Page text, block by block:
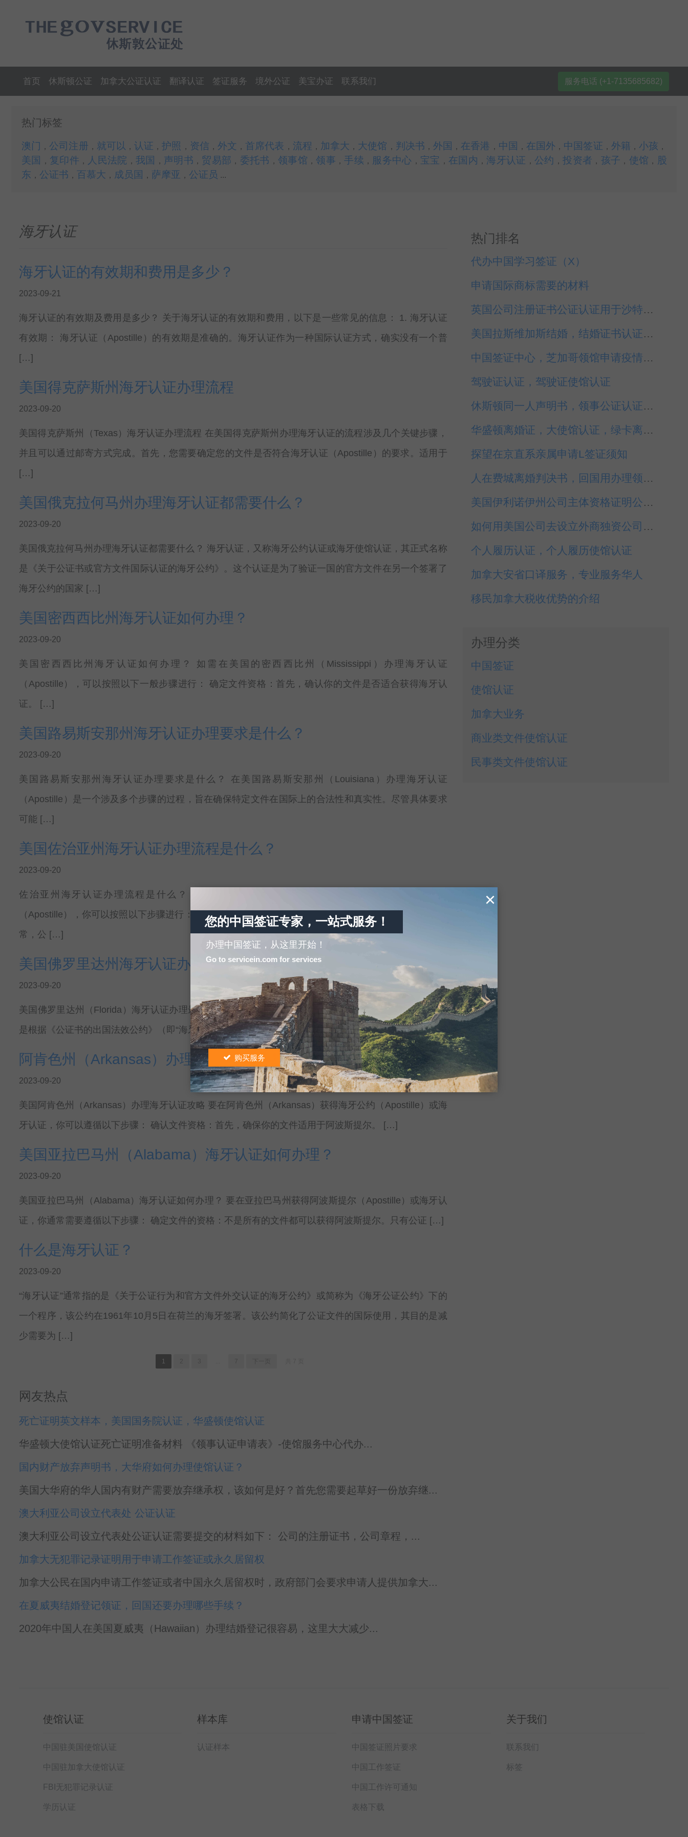
首页 休斯顿公证 加拿大公证认证 翻译认证 签证服务 境外公证 美宝办证 联系我们 服务电话 (+1-7135685682)
热门标签
澳门 ， 公司注册 ， 就可以 ，认证 ，护照 ， 资信 ， 外文 ，首席代表 ， 流程 ， 加拿大 ， 大使馆 ， 判决书 ，外国 ， 在香港 ， 中国 ， 在国外 ， 中国签证 ， 外籍 ， 小孩 ，
美国 ， 复印件 ， 人民法院 ，我国 ， 声明书 ， 贸易部 ， 委托书 ，领事馆 ，领事 ，手续 ， 服务中心 ， 宝宝 ， 在国内 ， 海牙认证 ， 公约 ，投资者 ， 孩子 ， 使馆 ，
股
东 ， 公证书 ， 百慕大 ， 成员国 ， 萨摩亚 ， 公证员 ...
海牙认证
海牙认证的有效期和费用是多少？
2023-09-21
海牙认证的有效期及费用是多少？ 关于海牙认证的有效期和费用，以下是一些常见的信息： 1. 海牙认证
有效期： 海牙认证（Apostille）的有效期是准确的。海牙认证作为一种国际认证方式，确实没有一个普
[…]
美国得克萨斯州海牙认证办理流程
2023-09-20
美国得克萨斯州（Texas）海牙认证办理流程 在美国得克萨斯州办理海牙认证的流程涉及几个关键步骤，
并且可以通过邮寄方式完成。首先，您需要确定您的文件是否符合海牙认证（Apostille）的要求。适用于
[…]
美国俄克拉何马州办理海牙认证都需要什么？
2023-09-20
美国俄克拉何马州办理海牙认证都需要什么？ 海牙认证，又称海牙公约认证或海牙使馆认证，其正式名称
是《关于公证书或官方文件国际认证的海牙公约》。这个认证是为了验证一国的官方文件在另一个签署了
海牙公约的国家 […]
美国密西西比州海牙认证如何办理？
2023-09-20
美国密西西比州海牙认证如何办理？ 如需在美国的密西西比州（Mississippi）办理海牙认证
（Apostille），可以按照以下一般步骤进行： 确定文件资格：首先，确认你的文件是否适合获得海牙认
证。 […]
美国路易斯安那州海牙认证办理要求是什么？
2023-09-20
美国路易斯安那州海牙认证办理要求是什么？ 在美国路易斯安那州（Louisiana）办理海牙认证
（Apostille）是一个涉及多个步骤的过程，旨在确保特定文件在国际上的合法性和真实性。尽管具体要求
可能 […]
美国佐治亚州海牙认证办理流程是什么？
2023-09-20
佐治亚州海牙认证办理流程是什么？ 如果你在美国的佐治亚州（Georgia）需要办理海牙认证
（Apostille），你可以按照以下步骤进行： 确定文件资格：首先确定你的文件是否适合获得海牙认证。通
常，公 […]
美国佛罗里达州海牙认证办理最新指南
2023-09-20
美国佛罗里达州（Florida）海牙认证办理最新指南 海牙认证，又称Apostille（法语词汇，意为“认证”），
是根据《公证书的出国法效公约》（即“海牙公约”）设立的一种简化公证程序。海牙公约的目的 […]
阿肯色州（Arkansas）办理海牙认证攻略
2023-09-20
美国阿肯色州（Arkansas）办理海牙认证攻略 要在阿肯色州（Arkansas）获得海牙公约（Apostille）或海
牙认证，你可以遵循以下步骤： 确认文件资格：首先，确保你的文件适用于阿波斯提尔。 […]
美国亚拉巴马州（Alabama）海牙认证如何办理？
2023-09-20
美国亚拉巴马州（Alabama）海牙认证如何办理？ 要在亚拉巴马州获得阿波斯提尔（Apostille）或海牙认
证，你通常需要遵循以下步骤： 确定文件的资格：不是所有的文件都可以获得阿波斯提尔。只有公证 […]
什么是海牙认证？
2023-09-20
“海牙认证”通常指的是《关于公证行为和官方文件外交认证的海牙公约》或简称为《海牙公证公约》下的
一个程序，该公约在1961年10月5日在荷兰的海牙签署。该公约简化了公证文件的国际使用，其目的是减
少需要为 […]
1
网友热点
死亡证明英文样本，美国国务院认证，华盛顿使馆认证
华盛顿大使馆认证死亡证明准备材料 《领事认证申请表》-使馆服务中心代办...
国内财产放弃声明书，大华府如何办理使馆认证？
美国大华府的华人国内有财产需要放弃继承权，该如何是好？首先您需要起草好一份放弃继...
澳大利亚公司设立代表处 公证认证
澳大利亚公司设立代表处公证认证需要提交的材料如下： 公司的注册证书，公司章程，...
加拿大无犯罪记录证明用于申请工作签证或永久居留权
加拿大公民在国内申请工作签证或者中国永久居留权时，政府部门会要求申请人提供加拿大...
在夏威夷结婚登记领证，回国还要办理哪些手续？
2020年中国人在美国夏威夷（Hawaiian）办理结婚登记很容易，这里大大减少...
热门排名
代办中国学习签证（X）
申请国际商标需要的材料
英国公司注册证书公证认证用于沙特成立公司
美国拉斯维加斯结婚，结婚证书认证代办
中国签证中心，芝加哥领馆申请疫情期间中国签证
驾驶证认证，驾驶证使馆认证
休斯顿同一人声明书，领事公证认证代办
华盛顿离婚证，大使馆认证，绿卡离婚公证，代办
探望在京直系亲属申请L签证须知
人在费城离婚判决书，回国用办理领事认证
美国伊利诺伊州公司主体资格证明公证认证
如何用美国公司去设立外商独资公司企业
个人履历认证，个人履历使馆认证
加拿大安省口译服务，专业服务华人
移民加拿大税收优势的介绍
办理分类
中国签证
使馆认证
加拿大业务
商业类文件使馆认证
民事类文件使馆认证
使馆认证
中国驻美国使馆认证
中国驻加拿大使馆认证
FBI无犯罪记录认证
学历认证
样本库
认证样本
申请中国签证
中国签证照片要求
中国工作签证
中国工作许可通知
表格下载
关于我们
联系我们
标签
您的中国签证专家，一站式服务！
办理中国签证，从这里开始！
×
购买服务
Go to servicein.com for services